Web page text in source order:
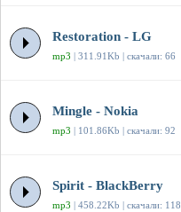
Restoration - LG
mp3 | 311.91Kb | скачали: 66
Mingle - Nokia
mp3 | 101.86Kb | скачали: 92
Spirit - BlackBerry
mp3 | 458.22Kb | скачали: 118